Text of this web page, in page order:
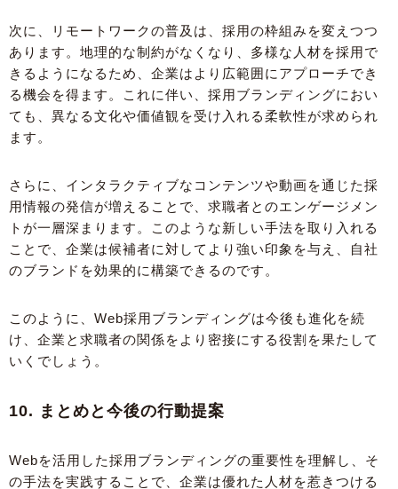
次に、リモートワークの普及は、採用の枠組みを変えつつ
あります。地理的な制約がなくなり、多様な人材を採用で
きるようになるため、企業はより広範囲にアプローチでき
る機会を得ます。これに伴い、採用ブランディングにおい
ても、異なる文化や価値観を受け入れる柔軟性が求められ
ます。
さらに、インタラクティブなコンテンツや動画を通じた採
用情報の発信が増えることで、求職者とのエンゲージメン
トが一層深まります。このような新しい手法を取り入れる
ことで、企業は候補者に対してより強い印象を与え、自社
のブランドを効果的に構築できるのです。
このように、Web採用ブランディングは今後も進化を続
け、企業と求職者の関係をより密接にする役割を果たして
いくでしょう。
10. まとめと今後の行動提案
Webを活用した採用ブランディングの重要性を理解し、そ
の手法を実践することで、企業は優れた人材を惹きつける